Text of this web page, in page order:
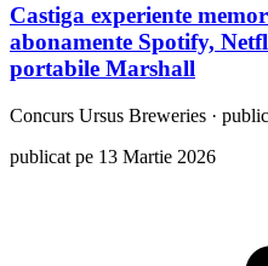
Castiga experiente
abonamente Spotify,
portabile Marshall
Concurs Ursus Breweries ·
publicat pe 13 Martie 2026